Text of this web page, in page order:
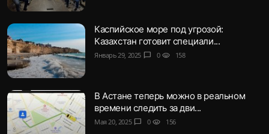
Каспийское море под угрозой:
Казахстан готовит специали...
Январь 29, 2025 chat_bubble 0 visibility 158
В Астане теперь можно в реальном
времени следить за дви...
Мая 20, 2025 chat_bubble 0 visibility 156